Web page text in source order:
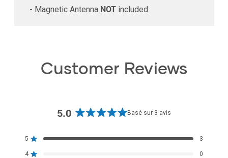
- Magnetic Antenna NOTincluded
Customer Reviews
5.0
sur
Basé sur 3 avis
5 Noté sur 5 étoiles 3
4 Noté sur 5 étoiles 0